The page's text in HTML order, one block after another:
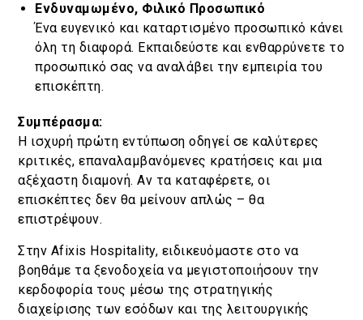
Ενδυναμωμένο, Φιλικό Προσωπικό
Ένα ευγενικό και καταρτισμένο προσωπικό κάνει
όλη τη διαφορά. Εκπαιδεύστε και ενθαρρύνετε το
προσωπικό σας να αναλάβει την εμπειρία του
επισκέπτη.
Συμπέρασμα:
Η ισχυρή πρώτη εντύπωση οδηγεί σε καλύτερες
κριτικές, επαναλαμβανόμενες κρατήσεις και μια
αξέχαστη διαμονή. Αν τα καταφέρετε, οι
επισκέπτες δεν θα μείνουν απλώς – θα
επιστρέψουν.
Στην Afixis Hospitality, ειδικευόμαστε στο να
βοηθάμε τα ξενοδοχεία να μεγιστοποιήσουν την
κερδοφορία τους μέσω της στρατηγικής
διαχείρισης των εσόδων και της λειτουργικής